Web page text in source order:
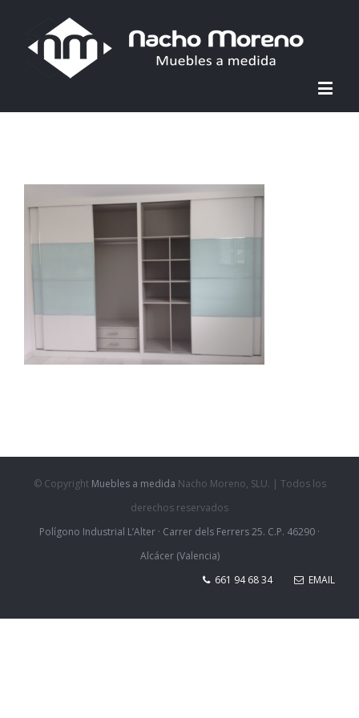
© Copyright Muebles a medida Nacho Moreno, SLU. | Todos los
derechos reservados
Polígono Industrial L’Alter · Carrer dels Ferrers 25. C.P. 46290 ·
Alcácer (Valencia)
661 94 68 34
EMAIL